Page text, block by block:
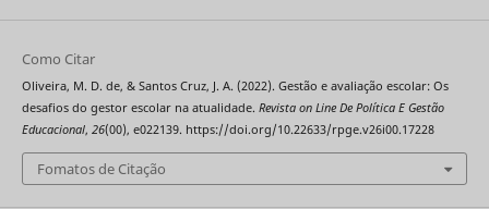
Como Citar
Oliveira, M. D. de, & Santos Cruz, J. A. (2022). Gestão e avaliação escolar: Os
desafios do gestor escolar na atualidade. Revista on Line De Política E Gestão
Educacional, 26(00), e022139. https://doi.org/10.22633/rpge.v26i00.17228
Fomatos de Citação